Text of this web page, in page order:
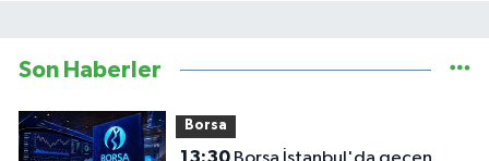
Son Haberler
Borsa
13:30